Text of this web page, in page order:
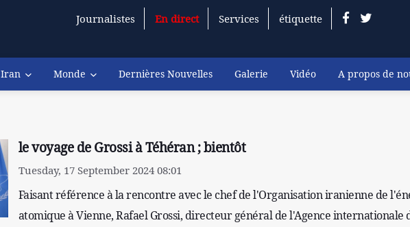
Journalistes En direct Services étiquette
Iran Monde Dernières Nouvelles Galerie Vidéo A propos de
le voyage de Grossi à Téhéran ; bientôt
Tuesday, 17 September 2024 08:01
Faisant référence à la rencontre avec le chef de l'Organisation iranienne de
atomique à Vienne, Rafael Grossi, directeur général de l'Agence internationale